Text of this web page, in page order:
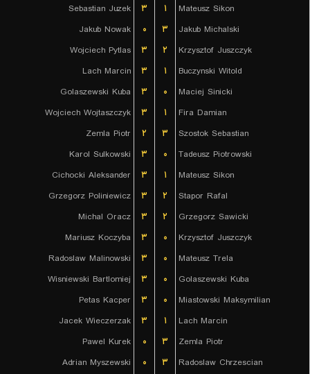
Sebastian Juzek ۳ ۱
Mateusz Sikon
Jakub Nowak
۰ ۳
Jakub Michalski
Wojciech Pytlas
۳ ۲
Krzysztof Juszczyk
Lach Marcin
۳ ۱
Buczynski Witold
Golaszewski Kuba
۳ ۰
Maciej Sinicki
Wojciech Wojtaszczyk
۳ ۱
Fira Damian
Zemla Piotr
۲ ۳
Szostok Sebastian
Karol Sulkowski
۳ ۰
Tadeusz Piotrowski
Cichocki Aleksander
۳ ۱
Mateusz Sikon
Grzegorz Poliniewicz
۳ ۲
Stapor Rafal
Michal Oracz
۳ ۲
Grzegorz Sawicki
Mariusz Koczyba
۳ ۰
Krzysztof Juszczyk
Radoslaw Malinowski
۳ ۰
Mateusz Trela
Wisniewski Bartlomiej
۳ ۰
Golaszewski Kuba
Petas Kacper
۳ ۰
Miastowski Maksymilian
Jacek Wieczerzak
۳ ۱
Lach Marcin
Pawel Kurek
۰ ۳
Zemla Piotr
Adrian Myszewski
۰ ۳
Radoslaw Chrzescian